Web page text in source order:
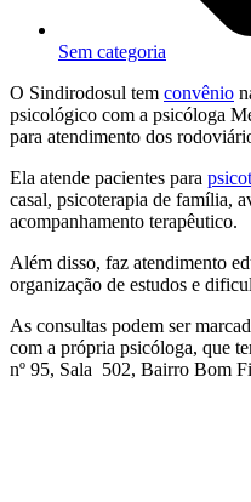
Sem categoria
O Sindirodosul tem convênio
psicológico com a psicóloga
para atendimento dos
Ela atende pacientes para
casal, psicoterapia de família,
acompanhamento terapêutico.
Além disso, faz atendimento
organização de estudos e
As consultas podem ser
com a própria psicóloga, que
nº 95, Sala 502, Bairro Bom